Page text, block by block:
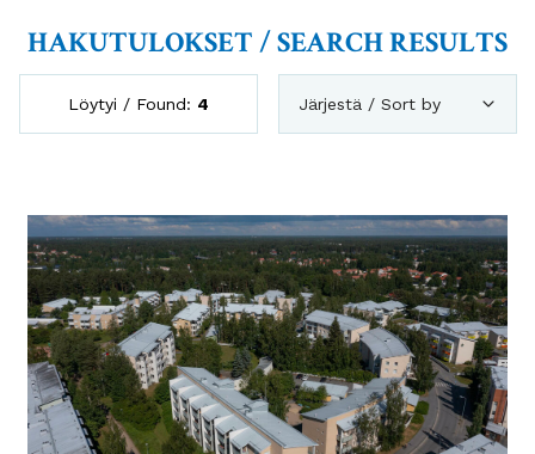
HAKUTULOKSET / SEARCH RESULTS
Löytyi / Found: 4 Järjestä / Sort by